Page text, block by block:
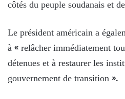
côtés du peuple soudanais et
Le président américain a
à « relâcher immédiatement
détenues et à restaurer les
gouvernement de transition ».